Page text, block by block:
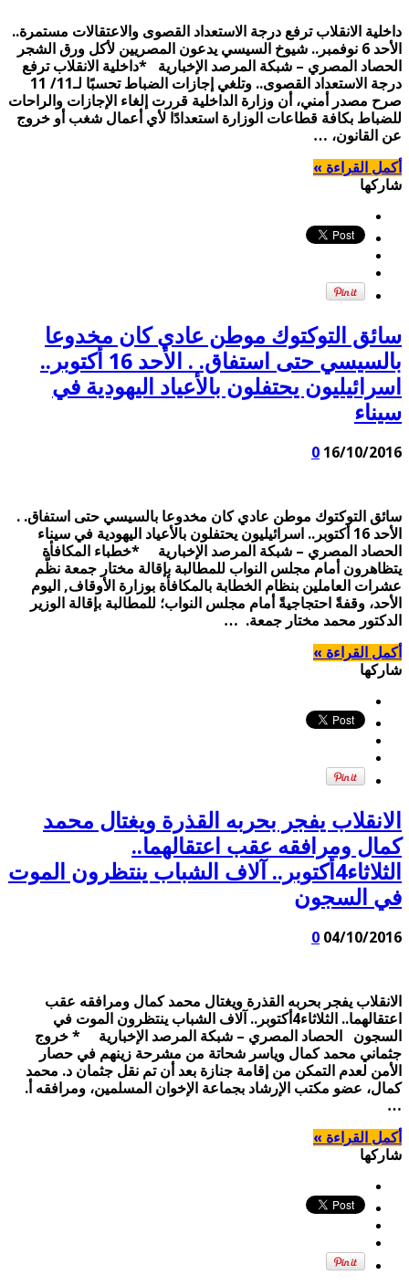
داخلية الانقلاب ترفع درجة الاستعداد القصوى والاعتقالات مستمرة..
الأحد 6 نوفمبر.. شيوخ السيسي يدعون المصريين لأكل ورق الشجر
الحصاد المصري – شبكة المرصد الإخبارية *داخلية الانقلاب ترفع
درجة الاستعداد القصوى.. وتلغي إجازات الضباط تحسبًا لـ11/ 11
صرح مصدر أمني، أن وزارة الداخلية قررت إلغاء الإجازات والراحات
للضباط بكافة قطاعات الوزارة استعدادًا لأي أعمال شغب أو خروج
عن القانون، …
أكمل القراءة »
شاركها
سائق التوكتوك موطن عادي كان مخدوعا
بالسيسي حتى استفاق. . الأحد 16 أكتوبر..
اسرائيليون يحتفلون بالأعياد اليهودية في
سيناء
16/10/2016
0
سائق التوكتوك موطن عادي كان مخدوعا بالسيسي حتى استفاق. .
الأحد 16 أكتوبر.. اسرائيليون يحتفلون بالأعياد اليهودية في سيناء
الحصاد المصري – شبكة المرصد الإخبارية *خطباء المكافأة
يتظاهرون أمام مجلس النواب للمطالبة بإقالة مختار جمعة نظَّم
عشرات العاملين بنظام الخطابة بالمكافأة بوزارة الأوقاف, اليوم
الأحد، وقفةً احتجاجيةً أمام مجلس النواب؛ للمطالبة بإقالة الوزير
الدكتور محمد مختار جمعة. …
أكمل القراءة »
شاركها
الانقلاب يفجر بحربه القذرة ويغتال محمد
كمال ومرافقه عقب اعتقالهما..
الثلاثاء4أكتوبر.. آلاف الشباب ينتظرون الموت
في السجون
04/10/2016
0
الانقلاب يفجر بحربه القذرة ويغتال محمد كمال ومرافقه عقب
اعتقالهما.. الثلاثاء4أكتوبر.. آلاف الشباب ينتظرون الموت في
السجون الحصاد المصري – شبكة المرصد الإخبارية * خروج
جثماني محمد كمال وياسر شحاتة من مشرحة زينهم في حصار
الأمن لعدم التمكن من إقامة جنازة بعد أن تم نقل جثمان د. محمد
كمال، عضو مكتب الإرشاد بجماعة الإخوان المسلمين، ومرافقه أ.
…
أكمل القراءة »
شاركها